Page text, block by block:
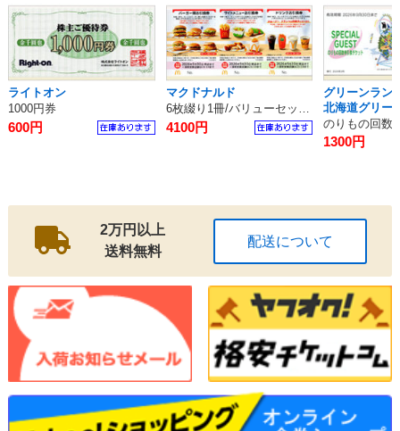
ライトオン
1000円券
600円
マクドナルド
6枚綴り1冊/バリューセット無料券
4100円
グリーンラン
北海道グリー
のりもの回数
1300円
2万円以上
送料無料
配送について